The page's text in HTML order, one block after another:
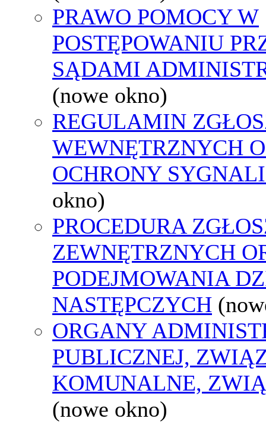
PRAWO POMOCY W
POSTĘPOWANIU
SĄDAMI
(nowe okno)
REGULAMIN
WEWNĘTRZNYCH
OCHRONY
okno)
PROCEDURA
ZEWNĘTRZNYCH
PODEJMOWANIA
NASTĘPCZYCH
ORGANY
PUBLICZNEJ,
KOMUNALNE,
(nowe okno)